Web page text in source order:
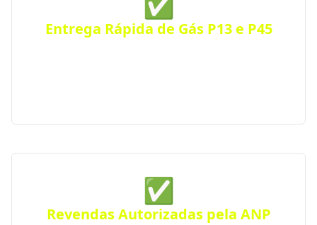
Entrega Rápida de Gás P13 e P45
✅
Revendas Autorizadas pela ANP